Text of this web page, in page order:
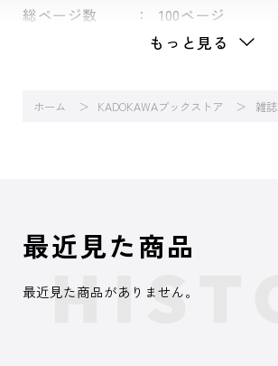
総ページ数 100ページ
もっと見る
ホーム KADOKAWAブックストア 雑誌
最近見た商品
最近見た商品がありません。